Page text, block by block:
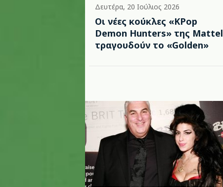
Δευτέρα, 20 Ιούλιος 2026
Οι νέες κούκλες «KPop
Demon Hunters» της Mattel
τραγουδούν το «Golden»